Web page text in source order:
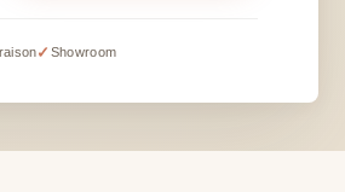
✓ Showroom